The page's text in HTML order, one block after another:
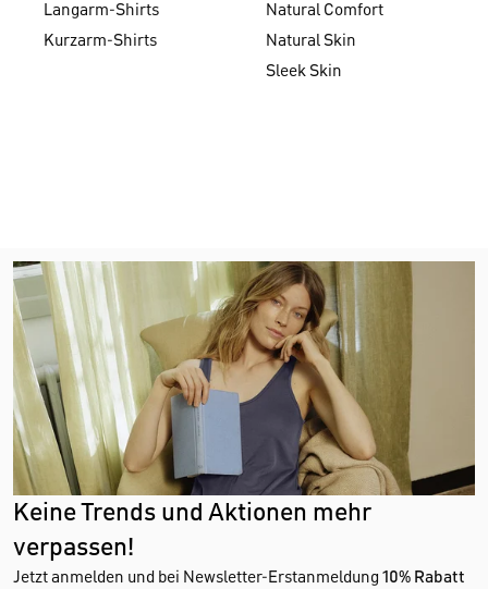
Langarm-Shirts
Kurzarm-Shirts
Natural Comfort
Natural Skin
Sleek Skin
Keine Trends und Aktionen mehr
verpassen!
Jetzt anmelden und bei Newsletter-Erstanmeldung 10% Rabatt